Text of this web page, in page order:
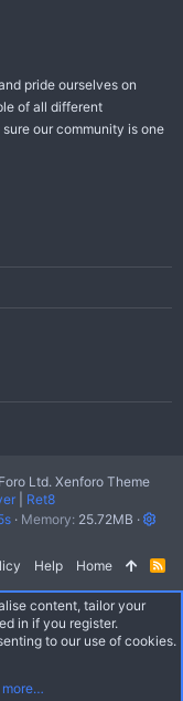
pride ourselves on
of all different
our community is one
Help Home
R
S
Ltd. Xenforo Theme
Ret8
Memory 25.72MB
content, tailor your
in if you register.
to our use of cookies.
more…